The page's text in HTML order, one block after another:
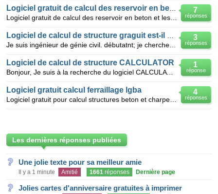
7
réponses
3
réponses
1
réponse
Logiciel de calcul de structure CALCULATOR
Bonjour, Je suis à la recherche du logiciel CALCULATOR. Il permet de faire des calculs de dimensio
4
réponses
Logiciel gratuit calcul ferraillage lgba
Les dernières réponses publiées
Une jolie texte pour sa meilleur amie
Il y a 1 minute Amitié 1661 réponses Dernière page
Jolies cartes d'anniversaire gratuites à imprimer